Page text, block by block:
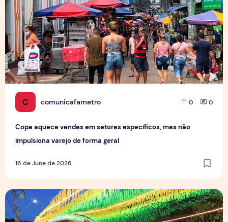
C comunicafametro 0 0
Copa aquece vendas em setores específicos, mas não
impulsiona varejo de forma geral
16 de June de 2026
Tradição das Ruas da Copa mobiliza moradores e